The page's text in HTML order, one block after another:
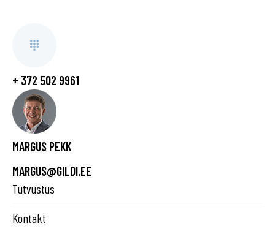
+ 372 502 9961
MARGUS PEKK
MARGUS@GILDI.EE
Tutvustus
Kontakt